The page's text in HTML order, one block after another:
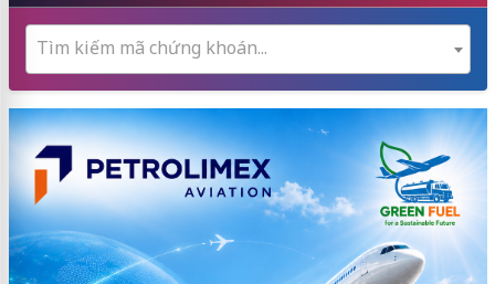
Tìm kiếm mã chứng khoán...